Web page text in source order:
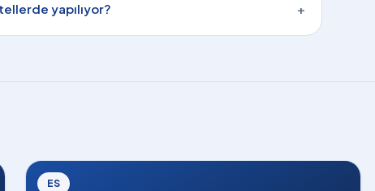
yapılıyor? +
ES